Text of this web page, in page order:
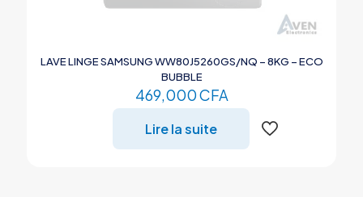
LAVE LINGE SAMSUNG WW80J5260GS/NQ – 8KG – ECO
BUBBLE
469,000CFA
Lire la suite